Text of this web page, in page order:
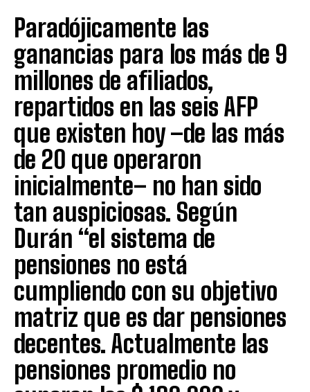
Paradójicamente las
ganancias para los más de 9
millones de afiliados,
repartidos en las seis AFP
que existen hoy –de las más
de 20 que operaron
inicialmente– no han sido
tan auspiciosas. Según
Durán “el sistema de
pensiones no está
cumpliendo con su objetivo
matriz que es dar pensiones
decentes. Actualmente las
pensiones promedio no